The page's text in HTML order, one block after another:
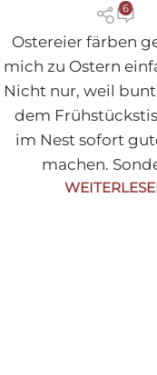
6
Ostereier färben
mich zu Ostern
Nicht nur, weil
dem
im Nest sofort
machen.